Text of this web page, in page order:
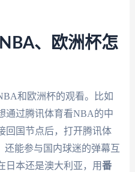
、欧洲杯怎
和欧洲杯的观看。比如
通过腾讯体育看NBA的中
回国节点后，打开腾讯体
还能参与国内球迷的弹幕互
日本还是澳大利亚，用番